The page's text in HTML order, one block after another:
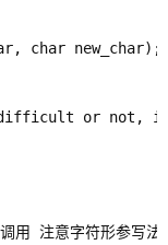
char new_char);
or not,
注意字符形参写法